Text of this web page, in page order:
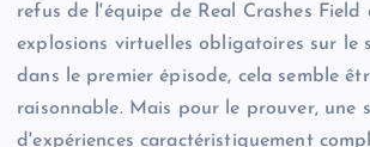
refus de l'équipe de Real Crashes Field
explosions virtuelles obligatoires sur le
dans le premier épisode, cela semble
raisonnable. Mais pour le prouver, une
d'expériences caractéristiquement